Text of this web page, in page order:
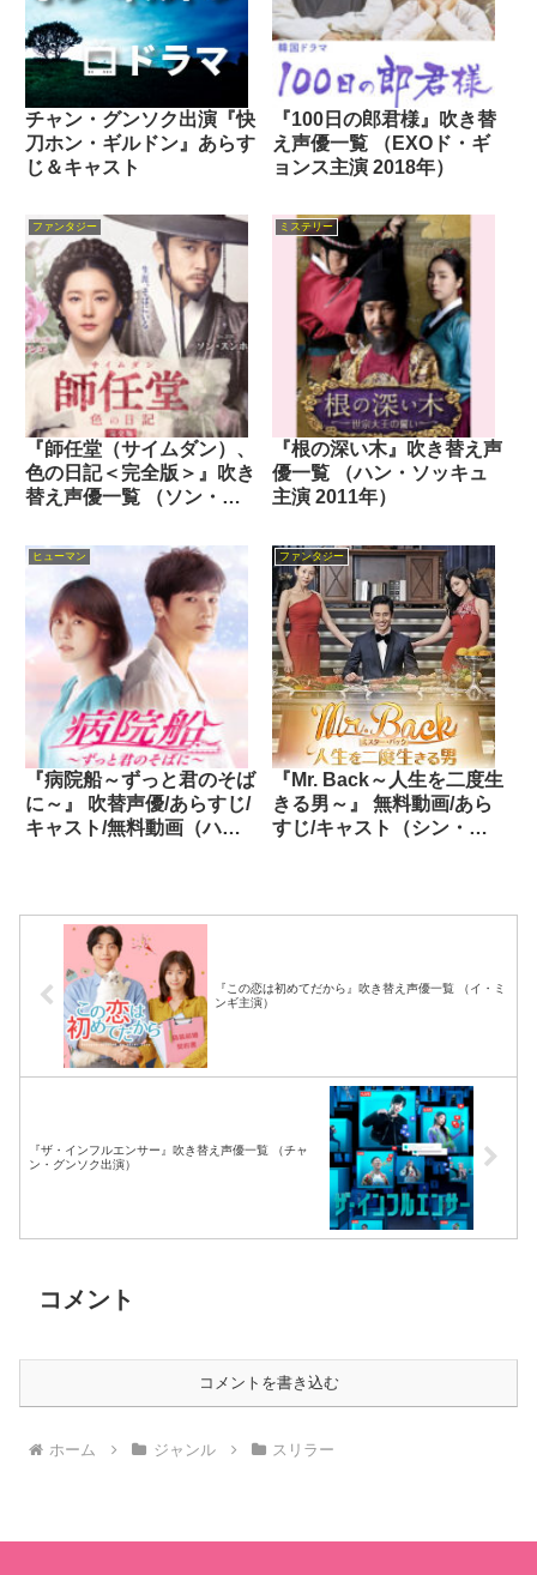
チャン・グンソク出演『快
刀ホン・ギルドン』あらす
じ＆キャスト
『100日の郎君様』吹き替
え声優一覧 （EXOド・ギ
ョンス主演 2018年）
ファンタジー
『師任堂（サイムダン）、
色の日記＜完全版＞』吹き
替え声優一覧 （ソン・ス
ミステリー
『根の深い木』吹き替え声
優一覧 （ハン・ソッキュ
主演 2011年）
ヒューマン
『病院船～ずっと君のそば
に～』 吹替声優/あらすじ/
キャスト/無料動画（ハ・
ファンタジー
『Mr. Back～人生を二度生
きる男～』 無料動画/あら
すじ/キャスト（シン・ハ
『この恋は初めてだから』吹き替え声優一覧 （イ・ミ
ンギ主演）
『ザ・インフルエンサー』吹き替え声優一覧 （チャ
ン・グンソク出演）
コメント
コメントを書き込む
ホーム ジャンル スリラー